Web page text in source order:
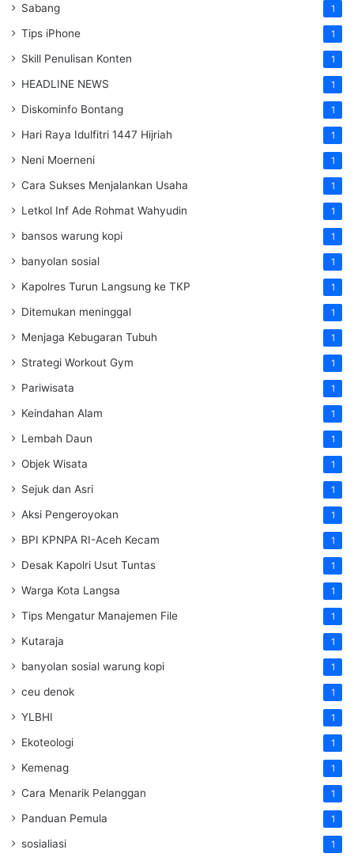
Sabang 1
Tips iPhone 1
Skill Penulisan Konten 1
HEADLINE NEWS 1
Diskominfo Bontang 1
Hari Raya Idulfitri 1447 Hijriah 1
Neni Moerneni 1
Cara Sukses Menjalankan Usaha 1
Letkol Inf Ade Rohmat Wahyudin 1
bansos warung kopi 1
banyolan sosial 1
Kapolres Turun Langsung ke TKP 1
Ditemukan meninggal 1
Menjaga Kebugaran Tubuh 1
Strategi Workout Gym 1
Pariwisata 1
Keindahan Alam 1
Lembah Daun 1
Objek Wisata 1
Sejuk dan Asri 1
Aksi Pengeroyokan 1
BPI KPNPA RI-Aceh Kecam 1
Desak Kapolri Usut Tuntas 1
Warga Kota Langsa 1
Tips Mengatur Manajemen File 1
Kutaraja 1
banyolan sosial warung kopi 1
ceu denok 1
YLBHI 1
Ekoteologi 1
Kemenag 1
Cara Menarik Pelanggan 1
Panduan Pemula 1
sosialiasi 1